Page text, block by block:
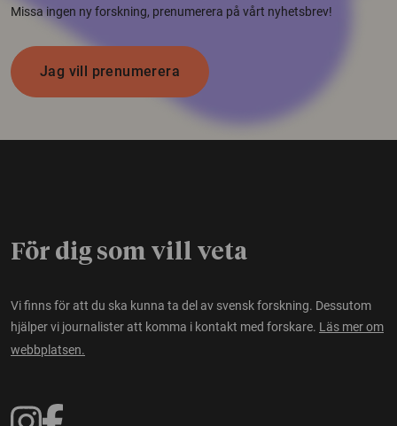
Missa ingen ny forskning, prenumerera på vårt nyhetsbrev!
Jag vill prenumerera
För dig som vill veta
Vi finns för att du ska kunna ta del av svensk forskning. Dessutom
hjälper vi journalister att komma i kontakt med forskare. Läs mer om
webbplatsen.